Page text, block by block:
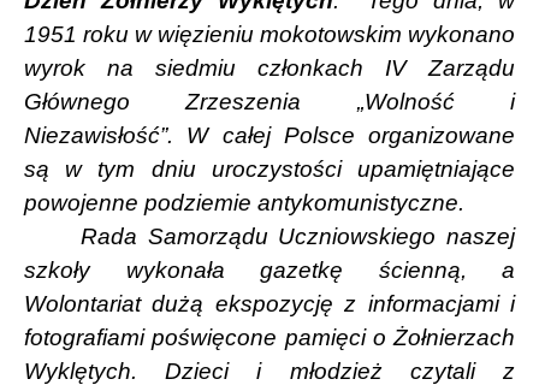
1951 roku w więzieniu mokotowskim wykonano
wyrok na siedmiu członkach IV Zarządu
Głównego Zrzeszenia „Wolność i
Niezawisłość”. W całej Polsce organizowane
są w tym dniu uroczystości upamiętniające
powojenne podziemie antykomunistyczne.
Rada Samorządu Uczniowskiego naszej
szkoły wykonała gazetkę ścienną, a
Wolontariat dużą ekspozycję z informacjami i
fotografiami poświęcone pamięci o Żołnierzach
Wyklętych. Dzieci i młodzież czytali z